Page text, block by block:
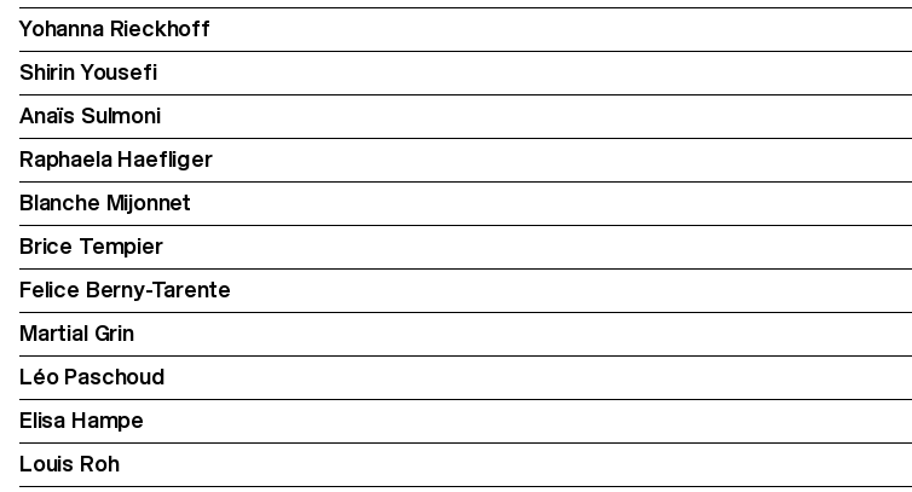
Yohanna Rieckhoff
Shirin Yousefi
Anaïs Sulmoni
Raphaela Haefliger
Blanche Mijonnet
Brice Tempier
Felice Berny-Tarente
Martial Grin
Léo Paschoud
Elisa Hampe
Louis Roh